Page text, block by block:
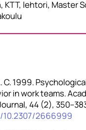
KTT, lehtori, Master
C. 1999.
in work teams.
44 (2),
2666999